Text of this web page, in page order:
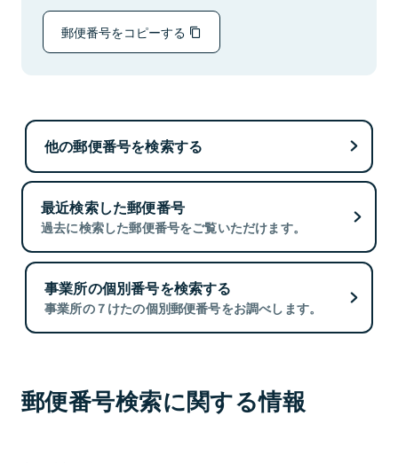
郵便番号をコピーする
他の郵便番号を検索する
最近検索した郵便番号
過去に検索した郵便番号をご覧いただけます。
事業所の個別番号を検索する
事業所の７けたの個別郵便番号をお調べします。
郵便番号検索に関する情報